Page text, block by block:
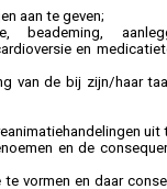
aan te geven;
beademing,
en
van de bij zijn/haar
uit
en de
vormen en daar